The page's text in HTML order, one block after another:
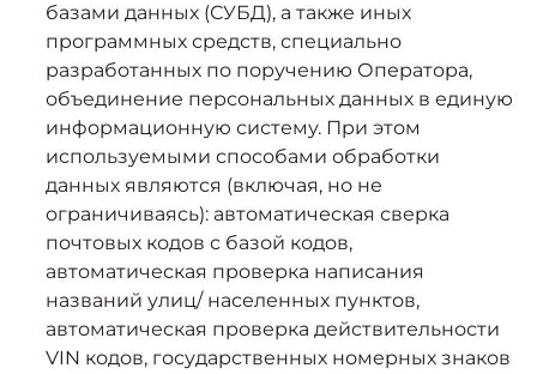
базами данных (СУБД), а также иных
программных средств, специально
разработанных по поручению Оператора,
объединение персональных данных в единую
информационную систему. При этом
используемыми способами обработки
данных являются (включая, но не
ограничиваясь): автоматическая сверка
почтовых кодов с базой кодов,
автоматическая проверка написания
названий улиц/ населенных пунктов,
автоматическая проверка действительности
VIN кодов, государственных номерных знаков